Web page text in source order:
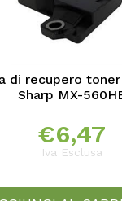
di recupero
Sharp MX-
€6,47
Iva Esclusa